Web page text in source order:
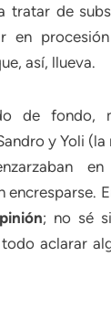
tratar de
en
así, llueva.
de fondo,
y Yoli
encresparse.
; no sé
aclarar